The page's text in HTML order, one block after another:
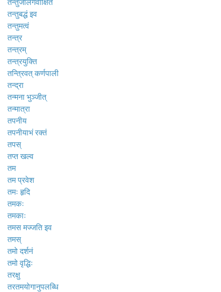
तन्तुजालगवाक्षितं
तन्तुबद्धं इव
तन्तुमत्वं
तन्त्र
तन्त्रम्
तन्त्रयुक्ति
तन्त्रिवत् कर्णपाली
तन्द्रा
तन्मना भुञ्जीत्
तन्मात्रा
तपनीय
तपनीयाभं रक्तं
तपस्
तप्त खल्व
तम
तम प्रवेश
तमः हृदि
तमकः
तमकाः
तमस मज्जति इव
तमस्
तमो दर्शनं
तमो वृद्धिः
तरक्षु
तरतमयोगानुपलब्धि